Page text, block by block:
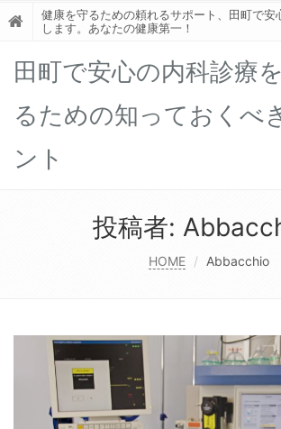
健康を守るための頼れるサポート、田町で安
します。あなたの健康第一！
田町で安心の内科診療
るための知っておくべ
ント
投稿者:
HOME Abbacchio